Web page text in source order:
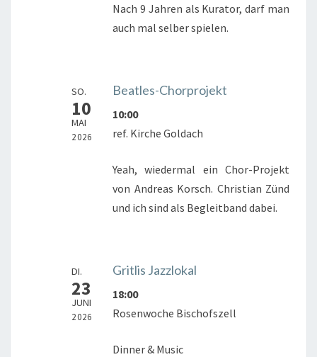
Nach 9 Jahren als Kurator, darf man
auch mal selber spielen.
SO.
10
MAI
2026
Beatles-Chorprojekt
10:00
ref. Kirche Goldach
Yeah, wiedermal ein Chor-Projekt
von Andreas Korsch. Christian Zünd
und ich sind als Begleitband dabei.
DI.
23
JUNI
2026
Gritlis Jazzlokal
18:00
Rosenwoche Bischofszell
Dinner & Music